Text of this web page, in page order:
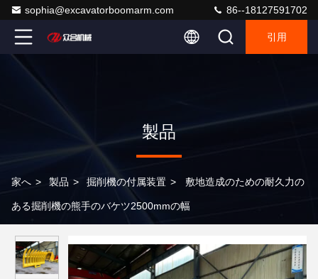
sophia@excavatorboomarm.com 86--18127591702
引用
製品
家へ > 製品 > 掘削機の付属装置 > 敷地造成のための耐久力の
ある掘削機の熊手のバケツ2500mmの幅